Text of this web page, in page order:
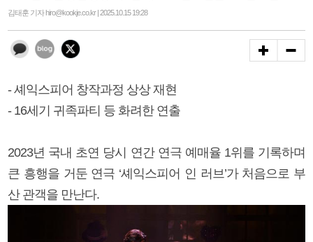
김태훈 기자 hiro@kookje.co.kr | 2025.10.15 19:28
- 셰익스피어 창작과정 상상 재현
- 16세기 귀족파티 등 화려한 연출
2023년 국내 초연 당시 연간 연극 예매율 1위를 기록하며
큰 흥행을 거둔 연극 ‘셰익스피어 인 러브’가 처음으로 부
산 관객을 만난다.